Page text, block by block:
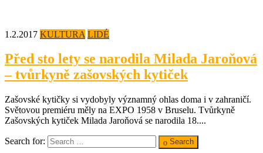
1.2.2017 KULTURA LIDÉ
Před sto lety se narodila Milada Jaroňová
– tvůrkyně zašovských kytiček
Zašovské kytičky si vydobyly významný ohlas doma i v zahraničí.
Světovou premiéru měly na EXPO 1958 v Bruselu. Tvůrkyně
Zašovských kytiček Milada Jaroňová se narodila 18....
Search for: Search